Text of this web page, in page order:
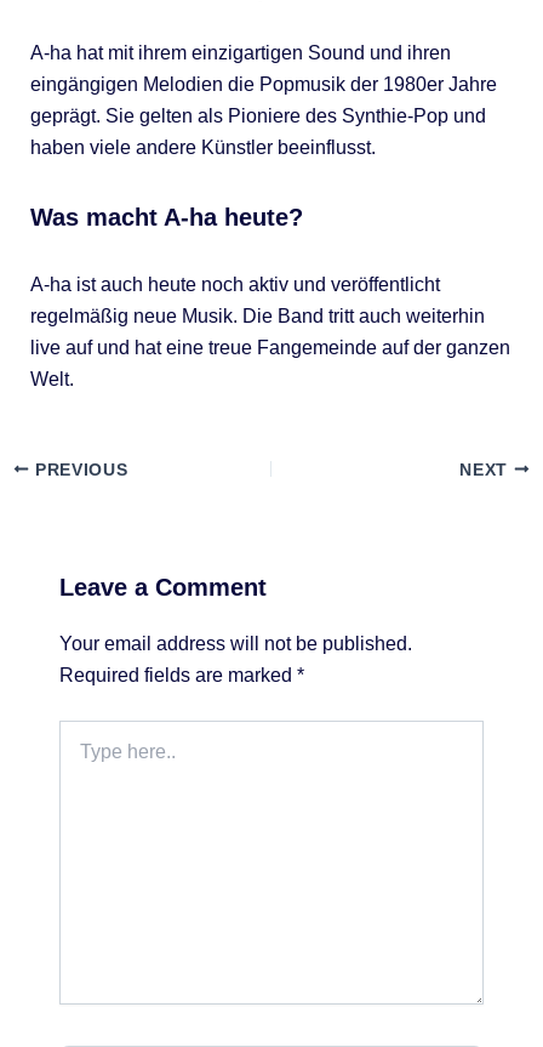
A-ha hat mit ihrem einzigartigen Sound und ihren
eingängigen Melodien die Popmusik der 1980er Jahre
geprägt. Sie gelten als Pioniere des Synthie-Pop und
haben viele andere Künstler beeinflusst.
Was macht A-ha heute?
A-ha ist auch heute noch aktiv und veröffentlicht
regelmäßig neue Musik. Die Band tritt auch weiterhin
live auf und hat eine treue Fangemeinde auf der ganzen
Welt.
PREVIOUS NEXT
Leave a Comment
Your email address will not be published.
Required fields are marked *
here..